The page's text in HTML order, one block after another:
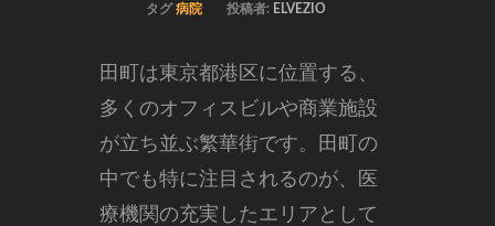
タグ病院 投稿者: ELVEZIO
田町は東京都港区に位置する、
多くのオフィスビルや商業施設
が立ち並ぶ繁華街です。
田町の
中でも特に注目されるのが、医
療機関の充実したエリアとして